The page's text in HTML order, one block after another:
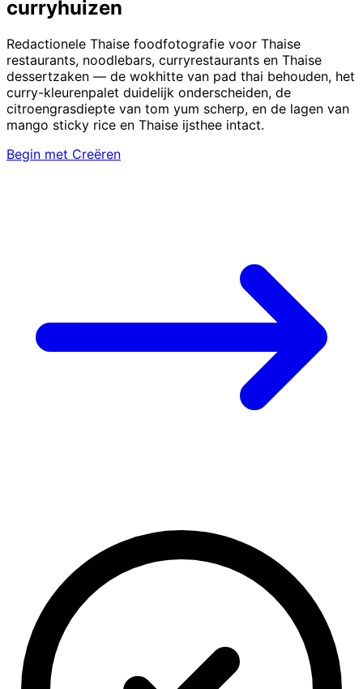
curryhuizen
Redactionele Thaise foodfotografie voor Thaise
restaurants, noodlebars, curryrestaurants en Thaise
dessertzaken — de wokhitte van pad thai behouden, het
curry-kleurenpalet duidelijk onderscheiden, de
citroengrasdiepte van tom yum scherp, en de lagen van
mango sticky rice en Thaise ijsthee intact.
Begin met Creëren